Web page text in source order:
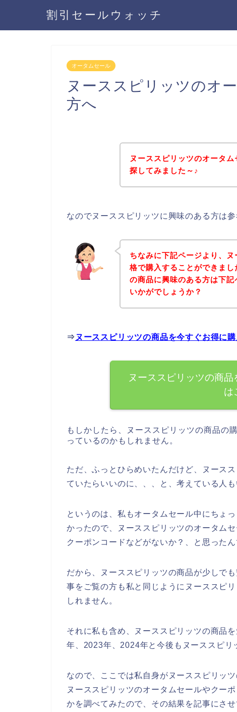
割引セールウォッチ
オータムセール
ヌーススピリッツのオ
方へ
ヌーススピリッツのオータ
探してみました～♪
なのでヌーススピリッツに興味のある方は
ちなみに下記ページより、
格で購入することができま
の商品に興味のある方は下
いかがでしょうか？
⇒ ヌーススピリッツの商品を今すぐお得に
ヌーススピリッツの商
は
もしかしたら、ヌーススピリッツの商品の
っているのかもしれません。
ただ、ふっとひらめいたんだけど、ヌース
ていたらいいのに、、、と、考えている人
というのは、私もオータムセール中にちょ
かったので、ヌーススピリッツのオータム
クーポンコードなどがないか？、と思ったん
だから、ヌーススピリッツの商品が少しで
事をご覧の方も私と同じようにヌーススピ
しれません。
それに私も含め、ヌーススピリッツの商品
年、2023年、2024年と今後もヌーススピリ
なので、ここでは私自身がヌーススピリッ
ヌーススピリッツのオータムセールやクー
かを調べてみたので、その結果を記事にさ